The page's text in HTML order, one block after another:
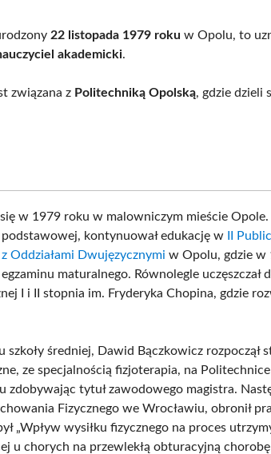
22 listopada 1979 roku w Opolu, to
akademicki.
związana z Politechniką Opolską, gdzie dzieli
w 1979 roku w malowniczym mieście Opole.
kontynuował edukację w II
Oddziałami Dwujęzycznymi w Opolu, gdzie w
maturalnego. Równolegle uczęszczał
I i II stopnia im. Fryderyka Chopina, gdzie
szkoły średniej, Dawid Bączkowicz rozpoczął
ze specjalnością fizjoterapia, na
zdobywając tytuł zawodowego magistra.
Fizycznego we Wrocławiu, obronił
„Wpływ wysiłku fizycznego na proces
u chorych na przewlekłą obturacyjną chorobę